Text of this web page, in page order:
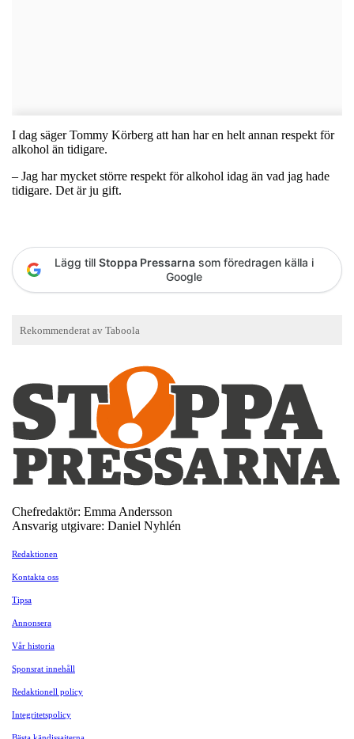
I dag säger Tommy Körberg att han har en helt annan respekt för
alkohol än tidigare.
– Jag har mycket större respekt för alkohol idag än vad jag hade
tidigare. Det är ju gift.
Lägg till Stoppa Pressarna som föredragen källa i
Google
Chefredaktör: Emma Andersson
Ansvarig utgivare: Daniel Nyhlén
Redaktionen
Kontakta oss
Tipsa
Annonsera
Vår historia
Sponsrat innehåll
Redaktionell policy
Integritetspolicy